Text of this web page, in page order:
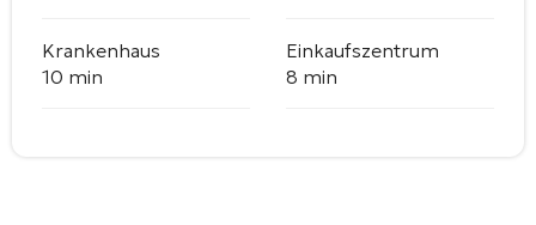
Krankenhaus
10 min
Einkaufszentrum
8 min